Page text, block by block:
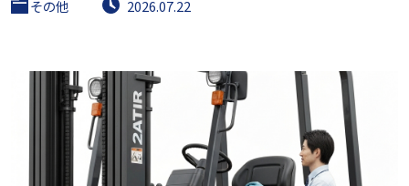
その他
2026.07.22